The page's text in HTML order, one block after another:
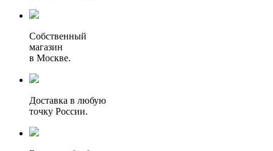
Собственный
магазин
в Москве.
Доставка в любую
точку России.